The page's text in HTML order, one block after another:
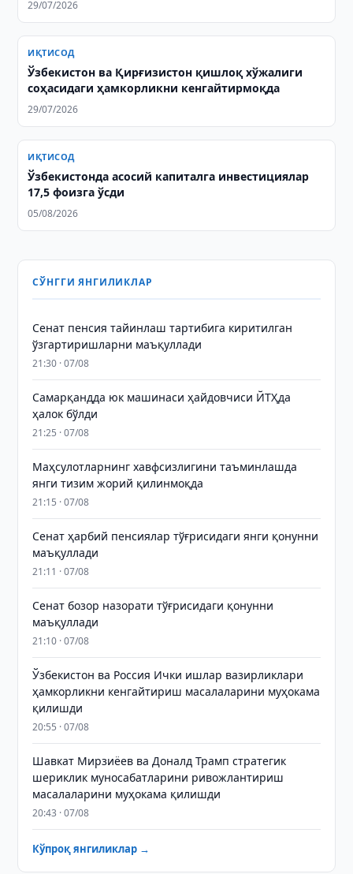
29/07/2026
ИҚТИСОД
Ўзбекистон ва Қирғизистон қишлоқ хўжалиги
соҳасидаги ҳамкорликни кенгайтирмоқда
29/07/2026
ИҚТИСОД
Ўзбекистонда асосий капиталга инвестициялар
17,5 фоизга ўсди
05/08/2026
СЎНГГИ ЯНГИЛИКЛАР
Сенат пенсия тайинлаш тартибига киритилган
ўзгартиришларни маъқуллади
21:30 · 07/08
Самарқандда юк машинаси ҳайдовчиси ЙТҲда
ҳалок бўлди
21:25 · 07/08
Маҳсулотларнинг хавфсизлигини таъминлашда
янги тизим жорий қилинмоқда
21:15 · 07/08
Сенат ҳарбий пенсиялар тўғрисидаги янги қонунни
маъқуллади
21:11 · 07/08
Сенат бозор назорати тўғрисидаги қонунни
маъқуллади
21:10 · 07/08
Ўзбекистон ва Россия Ички ишлар вазирликлари
ҳамкорликни кенгайтириш масалаларини муҳокама
қилишди
20:55 · 07/08
Шавкат Мирзиёев ва Доналд Трамп стратегик
шериклик муносабатларини ривожлантириш
масалаларини муҳокама қилишди
20:43 · 07/08
Кўпроқ янгиликлар →